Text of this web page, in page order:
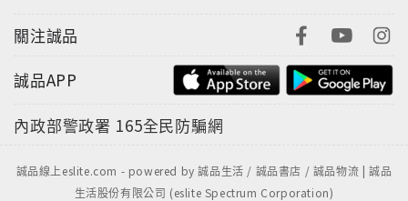
關注誠品
誠品APP
內政部警政署 165全民防騙網
誠品線上eslite.com - powered by 誠品生活 / 誠品書店 / 誠品物流 | 誠品
生活股份有限公司 (eslite Spectrum Corporation)